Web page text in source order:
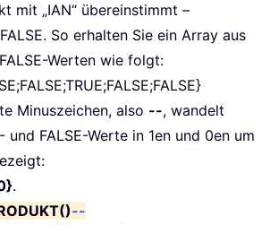
mit „IAN“ übereinstimmt –
So erhalten Sie ein Array aus
Werten wie folgt:
Minuszeichen, also --, wandelt
und FALSE-Werte in 1en und 0en um
.
--